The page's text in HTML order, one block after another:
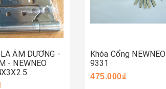
ÂM DƯƠNG -
- NEWNEO
Khóa Cổng NEWNEO
9331
475.000₫